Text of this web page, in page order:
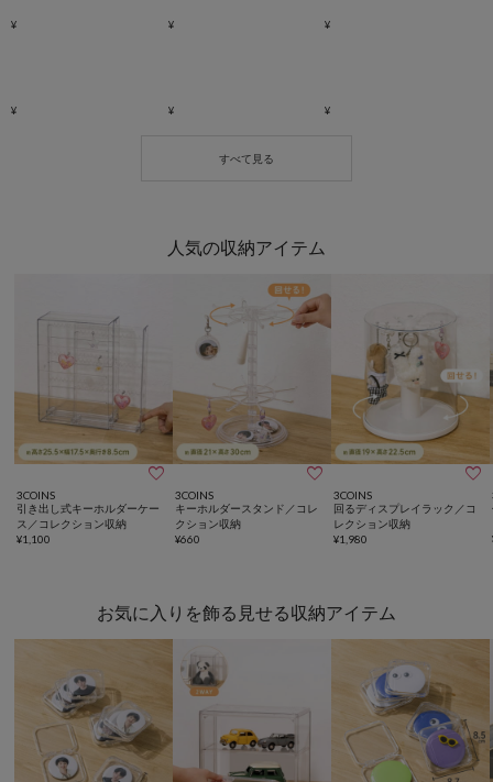
人気の収納アイテム

3COINS
引き出し式キーホルダーケー
ス／コレクション収納
¥1,100

3COINS
キーホルダースタンド／コレ
クション収納
¥660

3COINS
回るディスプレイラック／コ
レクション収納
¥1,980
お気に入りを飾る見せる収納アイテム